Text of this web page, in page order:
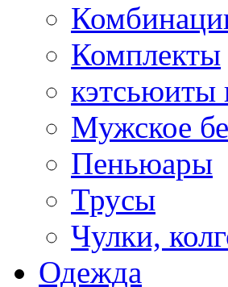
Комплекты
Мужское
Пеньюары
Трусы
Чулки,
Одежда